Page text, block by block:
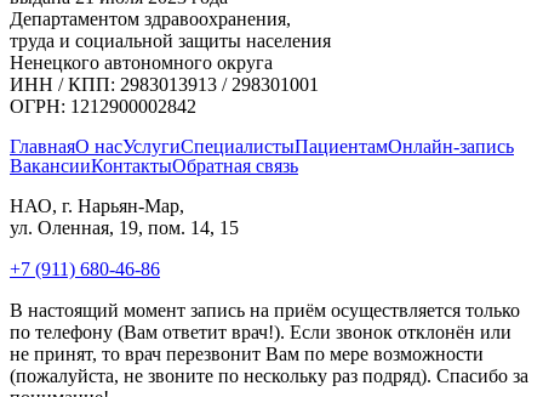
Департаментом здравоохранения,
труда и социальной защиты населения
Ненецкого автономного округа
ИНН / КПП: 2983013913 / 298301001
ОГРН: 1212900002842
ГлавнаяО насУслугиСпециалистыПациентамОнлайн-запись
ВакансииКонтактыОбратная связь
НАО, г. Нарьян-Мар,
ул. Оленная, 19, пом. 14, 15
+7 (911) 680-46-86
В настоящий момент запись на приём осуществляется только
по телефону (Вам ответит врач!). Если звонок отклонён или
не принят, то врач перезвонит Вам по мере возможности
(пожалуйста, не звоните по нескольку раз подряд). Спасибо за